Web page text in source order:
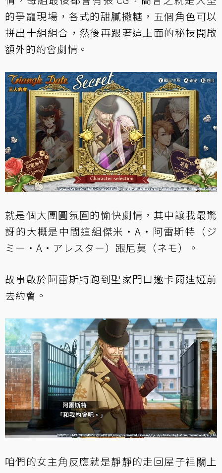
的爭寵現場，各式的甜膩撒糖，五個角色可以
拼出十組組合，然後再跟著這上面的秘技開啟
額外的約會劇情。
就是個大團圓氛圍的愉快劇情，其中讓我最驚
訝的大概是中間這組傑米・A・阿雷斯特（ジ
ミー・A・アレスター）跟尼莫（ネモ）。
故事啟於阿雷斯特跑到聖家門口邀卡爾迪婭前
去約會。
咱們的女主角反應就是靜靜的走回屋子裡關上